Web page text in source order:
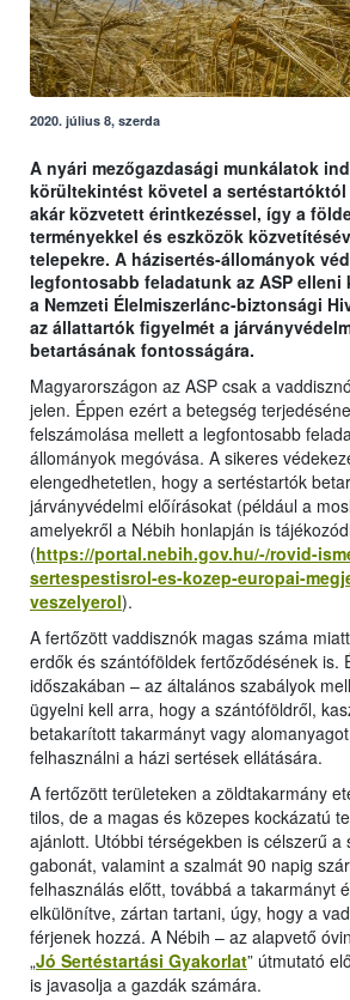
2020. július 8, szerda
A nyári mezőgazdasági munkálatok
körültekintést követel a
akár közvetett érintkezéssel, így a
terményekkel és eszközök
telepekre. A házisertés-állományok
legfontosabb feladatunk az ASP elleni
a Nemzeti Élelmiszerlánc-biztonsági
az állattartók figyelmét a
betartásának fontosságára.
Magyarországon az ASP csak a
jelen. Éppen ezért a betegség
felszámolása mellett a legfontosabb
állományok megóvása. A sikeres
elengedhetetlen, hogy a sertéstartók
járványvédelmi előírásokat (például a
amelyekről a Nébih honlapján is
(https://portal.nebih.gov.hu/-/rovid-
sertespestisrol-es-kozep-europai-
veszelyerol).
A fertőzött vaddisznók magas száma
erdők és szántóföldek fertőződésének is.
időszakában – az általános szabályok
ügyelni kell arra, hogy a szántóföldről,
betakarított takarmányt vagy
felhasználni a házi sertések ellátására.
A fertőzött területeken a zöldtakarmány
tilos, de a magas és közepes kockázatú
ajánlott. Utóbbi térségekben is célszerű a
gabonát, valamint a szalmát 90 napig
felhasználás előtt, továbbá a takarmányt
elkülönítve, zártan tartani, úgy, hogy a
férjenek hozzá. A Nébih – az alapvető
„Jó Sertéstartási Gyakorlat” útmutató
is javasolja a gazdák számára.